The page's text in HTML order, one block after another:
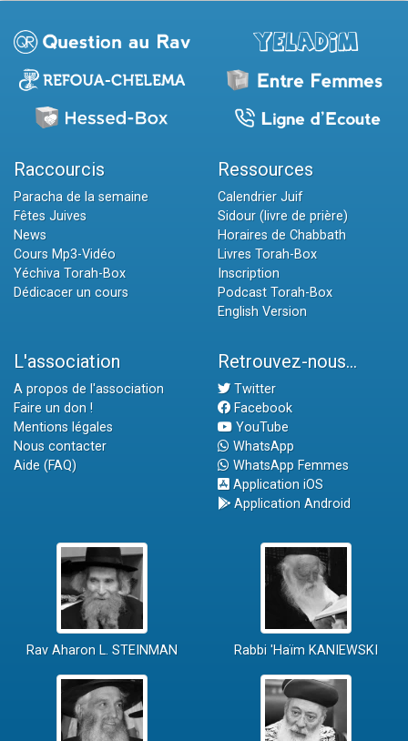
Raccourcis
Paracha de la semaine
Fêtes Juives
News
Cours Mp3-Vidéo
Yéchiva Torah-Box
Dédicacer un cours
Ressources
Calendrier Juif
Sidour (livre de prière)
Horaires de Chabbath
Livres Torah-Box
Inscription
Podcast Torah-Box
English Version
L'association
A propos de l'association
Faire un don !
Mentions légales
Nous contacter
Aide (FAQ)
Retrouvez-nous...
Twitter
Facebook
YouTube
WhatsApp
WhatsApp Femmes
Application iOS
Application Android
Rav Aharon L. STEINMAN Rabbi 'Haïm KANIEWSKI